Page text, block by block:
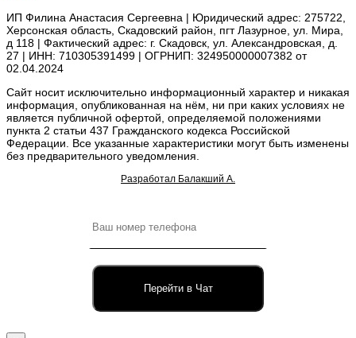
ИП Филина Анастасия Сергеевна | Юридический адрес: 275722,
Херсонская область, Скадовский район, пгт Лазурное, ул. Мира,
д 118 | Фактический адрес: г. Скадовск, ул. Александровская, д.
27 | ИНН: 710305391499 | ОГРНИП: 324950000007382 от
02.04.2024
Сайт носит исключительно информационный характер и никакая
информация, опубликованная на нём, ни при каких условиях не
является публичной офертой, определяемой положениями
пункта 2 статьи 437 Гражданского кодекса Российской
Федерации. Все указанные характеристики могут быть изменены
без предварительного уведомления.
Разработал Балакший А.
Перейти в Чат